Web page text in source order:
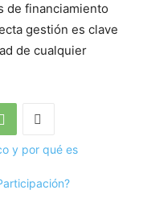
de financiamiento
gestión es clave
de cualquier
y por qué es